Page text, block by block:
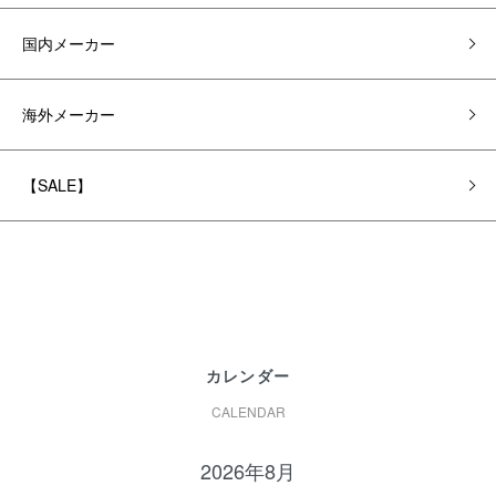
国内メーカー
海外メーカー
【SALE】
カレンダー
CALENDAR
2026年8月